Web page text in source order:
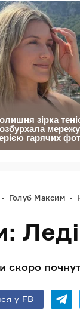
Голуб Максим
скоро
у FB